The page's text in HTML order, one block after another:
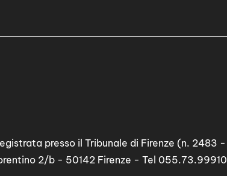
presso il Tribunale di Firenze (n. 2483 -
2/b - 50142 Firenze - Tel 055.73.99910